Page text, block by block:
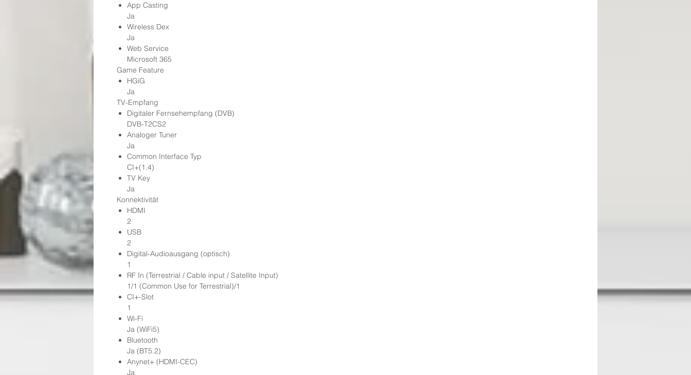
App Casting
Ja
Wireless Dex
Ja
Web Service
Microsoft 365
Game Feature
HGiG
Ja
TV-Empfang
Digitaler Fernsehempfang (DVB)
DVB-T2CS2
Analoger Tuner
Ja
Common Interface Typ
CI+(1.4)
TV Key
Ja
Konnektivität
HDMI
2
USB
2
Digital-Audioausgang (optisch)
1
RF In (Terrestrial / Cable input / Satellite Input)
1/1 (Common Use for Terrestrial)/1
CI+-Slot
1
Wi-Fi
Ja (WiFi5)
Bluetooth
Ja (BT5.2)
Anynet+ (HDMI-CEC)
Ja